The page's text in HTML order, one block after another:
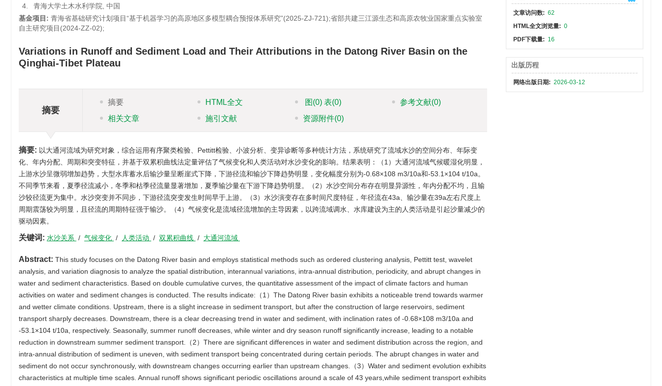
4.
青海大学土木水利学院, 中国
基金项目: 青海省基础研究计划项目“基于机器学习的高原地区多模型耦合预报体系研究”(2025-ZJ-721);省部共建三江源生态和高原农牧业国家重点实验室
自主研究项目(2024-ZZ-02);
Variations in Runoff and Sediment Load and Their Attributions in the Datong River Basin on the
Qinghai-Tibet Plateau
摘要
摘要 HTML全文 图 (0)表(0) 参考文献(0)
相关文章
施引文献 资源附件(0)
摘要: 以大通河流域为研究对象，综合运用有序聚类检验、Pettitt检验、小波分析、变异诊断等多种统计方法，系统研究了流域水沙的空间分布、年际变
化、年内分配、周期和突变特征，并基于双累积曲线法定量评估了气候变化和人类活动对水沙变化的影响。结果表明：（1）大通河流域气候暖湿化明显，
上游水沙呈微弱增加趋势，大型水库蓄水后输沙量呈断崖式下降，下游径流和输沙下降趋势明显，变化幅度分别为-0.68×108 m3/10a和-53.1×104 t/10a。
不同季节来看，夏季径流减小，冬季和枯季径流量显著增加，夏季输沙量在下游下降趋势明显。（2）水沙空间分布存在明显异源性，年内分配不均，且输
沙较径流更为集中。水沙突变并不同步，下游径流突变发生时间早于上游。（3）水沙演变存在多时间尺度特征，年径流在43a、输沙量在39a左右尺度上
周期震荡较为明显，且径流的周期特征强于输沙。（4）气候变化是流域径流增加的主导因素，以跨流域调水、水库建设为主的人类活动是引起沙量减少的
驱动因素。
关键词: 水沙关系 / 气候变化 / 人类活动 / 双累积曲线 / 大通河流域
Abstract: This study focuses on the Datong River basin and employs statistical methods such as ordered clustering analysis, Pettitt test, wavelet
analysis, and variation diagnosis to analyze the spatial distribution, interannual variations, intra-annual distribution, periodicity, and abrupt changes in
water and sediment characteristics. Based on double cumulative curves, the quantitative assessment of the impact of climate factors and human
activities on water and sediment changes is conducted. The results indicate:（1）The Datong River basin exhibits a noticeable trend towards warmer
and wetter climate conditions. Upstream, there is a slight increase in sediment transport, but after the construction of large reservoirs, sediment
transport sharply decreases. Downstream, there is a clear decreasing trend in water and sediment, with inclination rates of -0.68×108 m3/10a and
-53.1×104 t/10a, respectively. Seasonally, summer runoff decreases, while winter and dry season runoff significantly increase, leading to a notable
reduction in downstream summer sediment transport.（2）There are significant differences in water and sediment distribution across the region, and
intra-annual distribution of sediment is uneven, with sediment transport being concentrated during certain periods. The abrupt changes in water and
sediment do not occur synchronously, with downstream changes occurring earlier than upstream changes.（3）Water and sediment evolution exhibits
characteristics at multiple time scales. Annual runoff shows significant periodic oscillations around a scale of 43 years,while sediment transport exhibits
文章访问数: 62
HTML全文浏览量: 0
PDF下载量: 16
出版历程
网络出版日期: 2026-03-12